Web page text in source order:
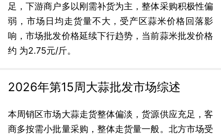
足，下游商户多以刚需补货为主，整体采购积极性偏
弱，市场日均走货量不大，受产区蒜米价格回落影
响，市场批发价格延续下行趋势，当前蒜米批发价格
约 为2.75元/斤。
2026年第15周大蒜批发市场综述
本周销区市场大蒜走货整体偏淡，货源供应充足，客
商多按需小批量采购，整体走货量一般。北方市场受